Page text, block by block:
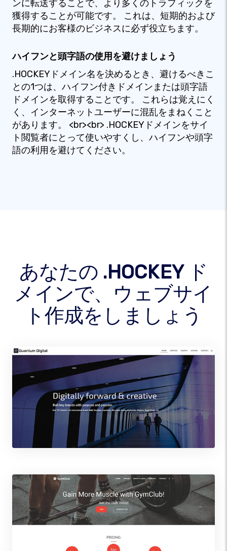
ンに転送することで、より多くのトラフィックを
獲得することが可能です。 これは、短期的および
長期的にお客様のビジネスに必ず役立ちます。
ハイフンと頭字語の使用を避けましょう
.HOCKEYドメイン名を決めるとき、避けるべきこ
との1つは、ハイフン付きドメインまたは頭字語
ドメインを取得することです。 これらは覚えにく
く、インターネットユーザーに混乱をまねくこと
があります。 <br><br> .HOCKEYドメインをサイ
ト閲覧者にとって使いやすくし、ハイフンや頭字
語の利用を避けてください。
あなたの .HOCKEY ド
メインで、ウェブサイ
ト作成をしましょう